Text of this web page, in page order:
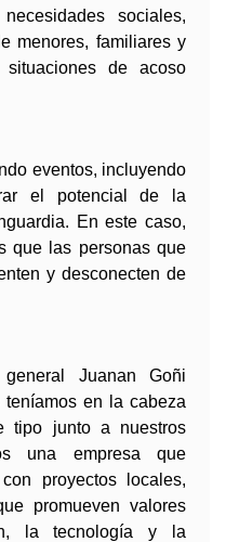
sociales,
menores, familiares y
situaciones de acoso
eventos, incluyendo
el potencial de la
En este caso,
que las personas que
y desconecten de
Juanan Goñi
teníamos en la cabeza
tipo junto a nuestros
una empresa que
proyectos locales,
promueven valores
la tecnología y la